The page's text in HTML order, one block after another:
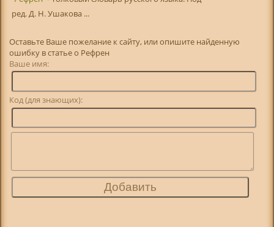
ред. Д. Н. Ушакова ...
Оставьте Ваше пожелание к сайту, или опишите найденную
ошибку в статье о Рефрен
Ваше имя:
Код (для знающих):